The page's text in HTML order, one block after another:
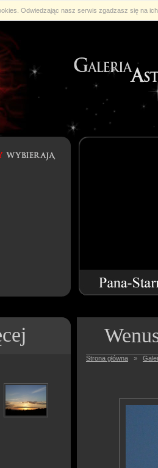
Odwiedzając nasz serwis zgadzasz się na
Strona główna »